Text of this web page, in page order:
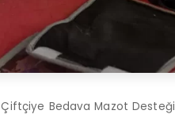
Çiftçiye Bedava Mazot Desteği